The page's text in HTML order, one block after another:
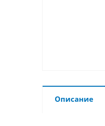
Описание